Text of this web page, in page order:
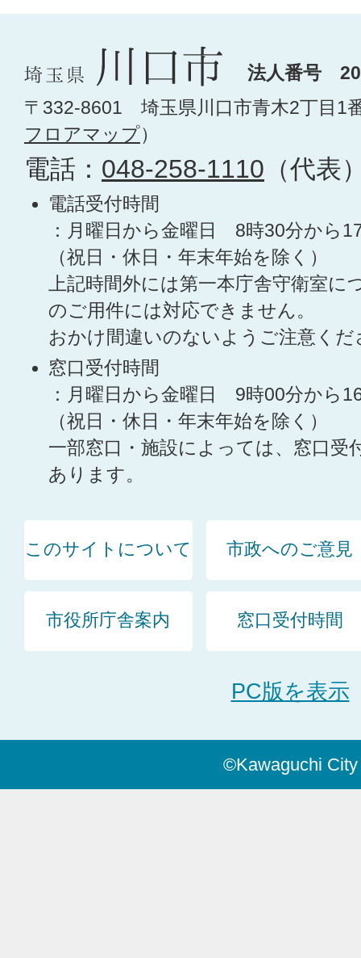
法人番号
〒332-8601 埼玉県川口市青木2丁目1
フロアマップ）
電話： 048-258-1110 （代表
電話受付時間
：月曜日から金曜日 8時30分から
（祝日・休日・年末年始を除く）
上記時間外には第一本庁舎守衛室に
のご用件には対応できません。
おかけ間違いのないようご注意くだ
窓口受付時間
：月曜日から金曜日 9時00分から
（祝日・休日・年末年始を除く）
一部窓口・施設によっては、窓口受
あります。
このサイトについて 市政へのご意見
市役所庁舎案内 窓口受付時間
PC版を表示
©Kawaguchi City